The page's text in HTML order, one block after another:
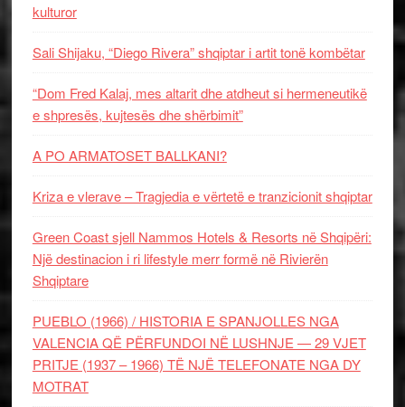
kulturor
Sali Shijaku, “Diego Rivera” shqiptar i artit tonë kombëtar
“Dom Fred Kalaj, mes altarit dhe atdheut si hermeneutikë
e shpresës, kujtesës dhe shërbimit”
A PO ARMATOSET BALLKANI?
Kriza e vlerave – Tragjedia e vërtetë e tranzicionit shqiptar
Green Coast sjell Nammos Hotels & Resorts në Shqipëri:
Një destinacion i ri lifestyle merr formë në Rivierën
Shqiptare
PUEBLO (1966) / HISTORIA E SPANJOLLES NGA
VALENCIA QË PËRFUNDOI NË LUSHNJE — 29 VJET
PRITJE (1937 – 1966) TË NJË TELEFONATE NGA DY
MOTRAT